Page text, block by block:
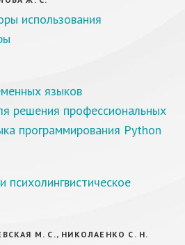
использования
языков
решения профессиональных
программирования Python
психолингвистическое
М. С., НИКОЛАЕНКО С. Н.